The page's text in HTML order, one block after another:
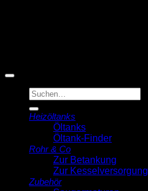
Suche
nach:
Heizöltanks
Öltanks
Öltank-Finder
Rohr & Co
Zur Betankung
Zur Kesselversorgung
Zubehör